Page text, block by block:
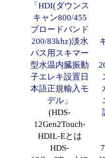
「HDI(ダウンス
キャン800/455
ブロードバンド
200/83khz)淡水
バス用スキマー
型水温内臓振動
子エレキ設置日
本語正規輸入モ
デル」
(HDS-
12Gen2Touch-
HDIL-Eとは
HDS-